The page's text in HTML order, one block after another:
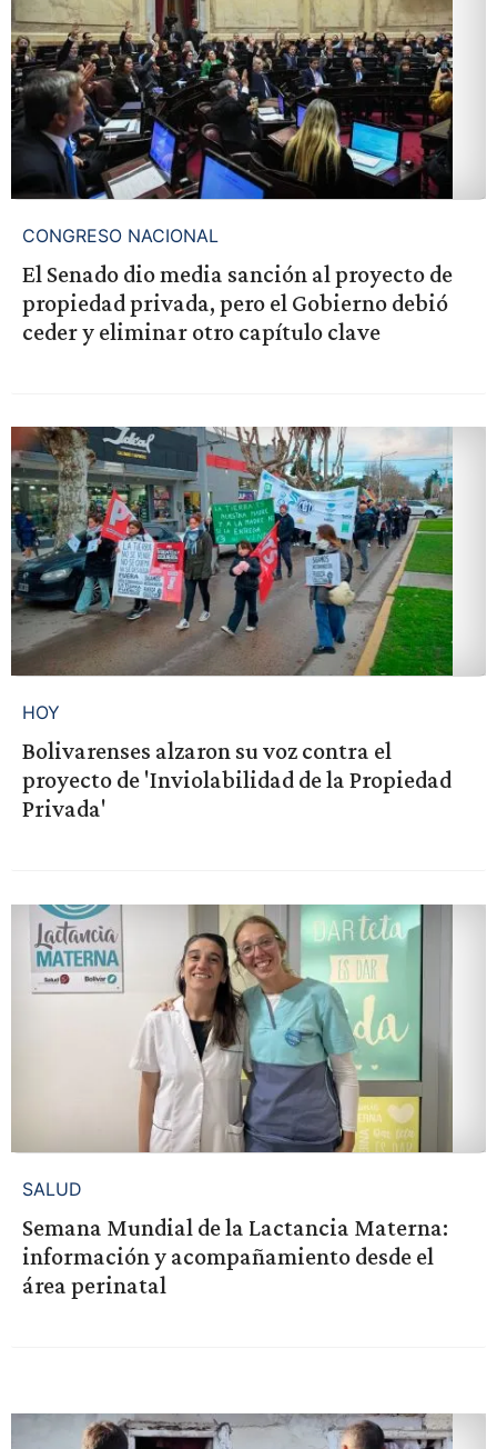
CONGRESO NACIONAL
El Senado dio media sanción al proyecto de
propiedad privada, pero el Gobierno debió
ceder y eliminar otro capítulo clave
HOY
Bolivarenses alzaron su voz contra el
proyecto de 'Inviolabilidad de la Propiedad
Privada'
SALUD
Semana Mundial de la Lactancia Materna:
información y acompañamiento desde el
área perinatal